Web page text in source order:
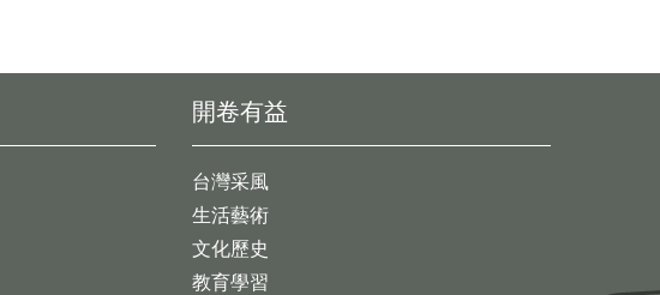
開卷有益
台灣采風
生活藝術
文化歷史
教育學習